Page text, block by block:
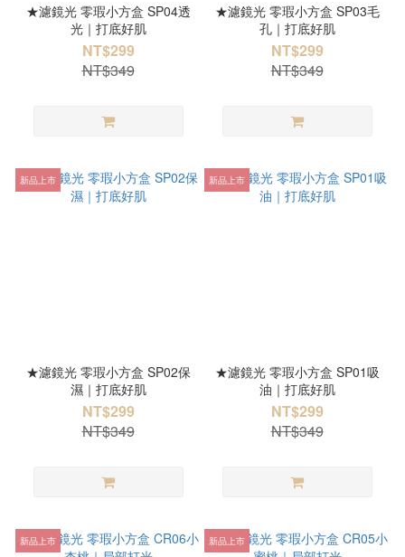
★濾鏡光 零瑕小方盒 SP04透
光｜打底好肌
NT$299
NT$349
★濾鏡光 零瑕小方盒 SP03毛
孔｜打底好肌
NT$299
NT$349
新品上市
★濾鏡光 零瑕小方盒 SP02保
濕｜打底好肌
NT$299
NT$349
新品上市
★濾鏡光 零瑕小方盒 SP01吸
油｜打底好肌
NT$299
NT$349
新品上市 新品上市